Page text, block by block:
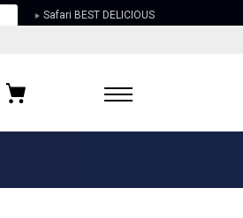
Safari BEST DELICIOUS
気に入りブランド